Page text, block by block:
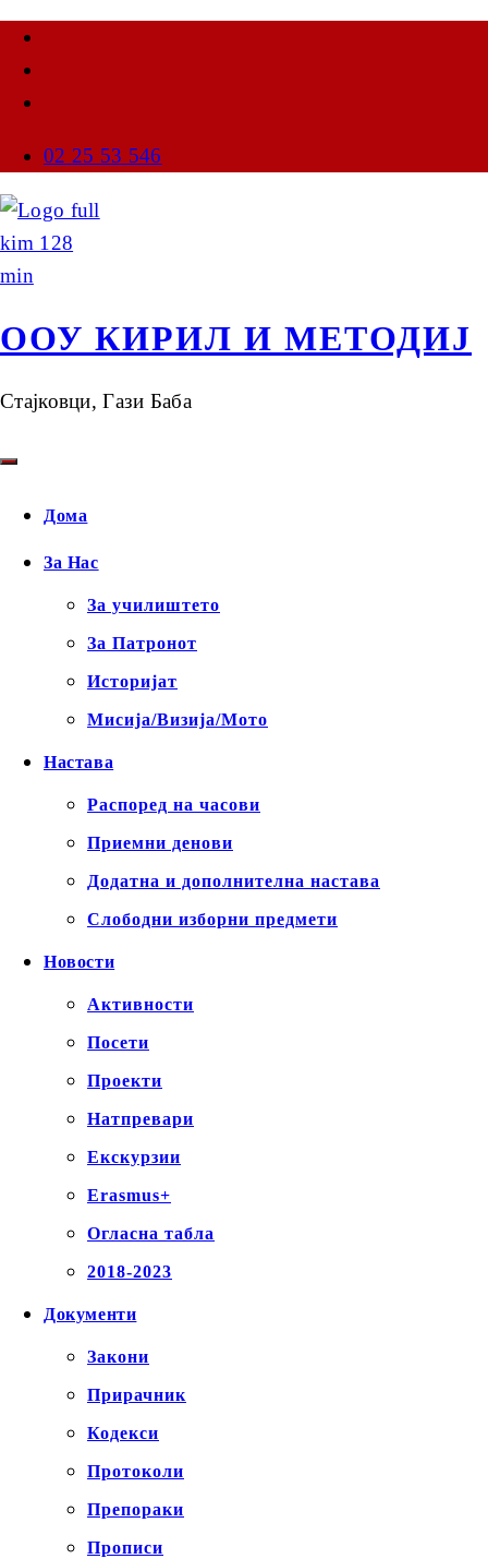
02 25 53 546
ООУ КИРИЛ И МЕТОДИЈ
Стајковци, Гази Баба
Дома
За Нас
За училиштето
За Патронот
Историјат
Мисија/Визија/Мото
Настава
Распоред на часови
Приемни денови
Додатна и дополнителна настава
Слободни изборни предмети
Новости
Активности
Посети
Проекти
Натпревари
Екскурзии
Erasmus+
Огласна табла
2018-2023
Документи
Закони
Прирачник
Кодекси
Протоколи
Препораки
Прописи